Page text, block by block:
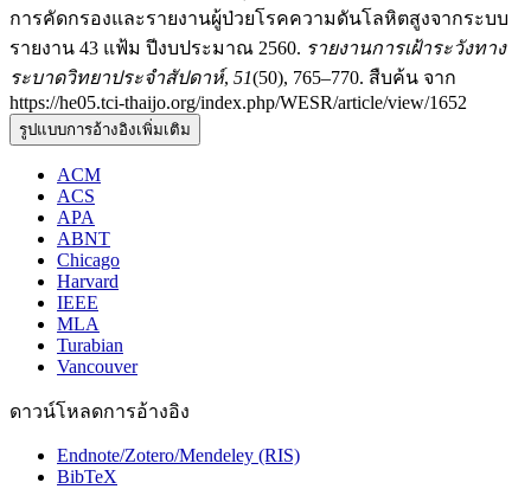
การคัดกรองและรายงานผู้ป่วยโรคความดันโลหิตสูงจากระบบ
รายงาน 43 แฟ้ม ปีงบประมาณ 2560. รายงานการเฝ้าระวังทาง
ระบาดวิทยาประจำสัปดาห์, 51(50), 765–770. สืบค้น จาก
https://he05.tci-thaijo.org/index.php/WESR/article/view/1652
รูปแบบการอ้างอิงเพิ่มเติม
ACM
ACS
APA
ABNT
Chicago
Harvard
IEEE
MLA
Turabian
Vancouver
ดาวน์โหลดการอ้างอิง
Endnote/Zotero/Mendeley (RIS)
BibTeX